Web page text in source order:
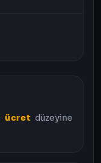
ücretdüzeyine